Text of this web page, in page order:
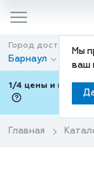
Мы
ваш
Город доставки
Барнаул
1/4 цены и
Главная